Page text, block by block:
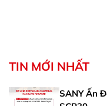
TIN MỚI NHẤT
SANY Ấn